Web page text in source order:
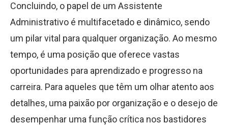
Concluindo, o papel de um Assistente
Administrativo é multifacetado e dinâmico, sendo
um pilar vital para qualquer organização. Ao mesmo
tempo, é uma posição que oferece vastas
oportunidades para aprendizado e progresso na
carreira. Para aqueles que têm um olhar atento aos
detalhes, uma paixão por organização e o desejo de
desempenhar uma função crítica nos bastidores